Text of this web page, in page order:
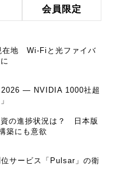
会員限定
在地 Wi-Fiと光ファイバ
2026 ― NVIDIA 1000社超
の進捗状況は？ 日本版
築にも意欲
サービス「Pulsar」の衛